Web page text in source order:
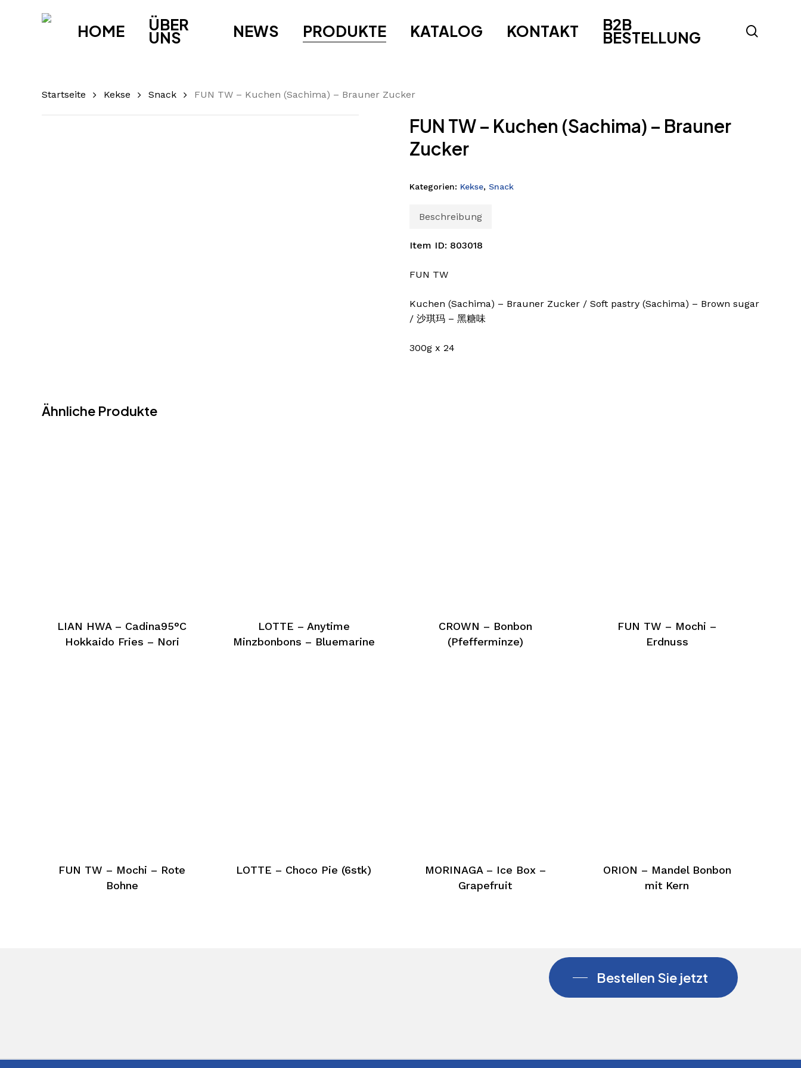
HOME ÜBER
UNS NEWS PRODUKTE KATALOG KONTAKT B2B
BESTELLUNG
Startseite Kekse Snack FUN TW – Kuchen (Sachima) – Brauner Zucker
FUN TW – Kuchen (Sachima) – Brauner
Zucker
Kategorien: Kekse, Snack
Beschreibung
Item ID: 803018
FUN TW
Kuchen (Sachima) – Brauner Zucker / Soft pastry (Sachima) – Brown sugar
/ 沙琪玛 – 黑糖味
300g x 24
Ähnliche Produkte
LIAN HWA – Cadina95°C
Hokkaido Fries – Nori
LOTTE – Anytime
Minzbonbons – Bluemarine
CROWN – Bonbon
(Pfefferminze)
FUN TW – Mochi –
Erdnuss
FUN TW – Mochi – Rote
Bohne
LOTTE – Choco Pie (6stk)
MORINAGA – Ice Box –
Grapefruit
ORION – Mandel Bonbon
mit Kern
Bestellen Sie jetzt